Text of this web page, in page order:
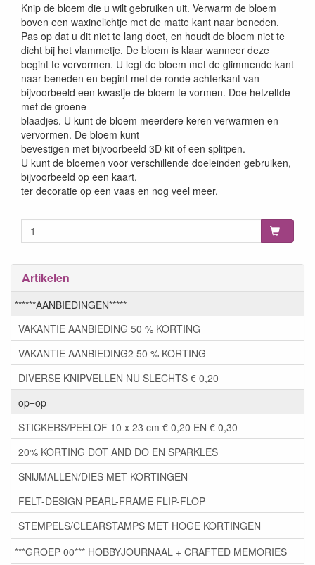
Knip de bloem die u wilt gebruiken uit. Verwarm de bloem
boven een waxinelichtje met de matte kant naar beneden.
Pas op dat u dit niet te lang doet, en houdt de bloem niet te
dicht bij het vlammetje. De bloem is klaar wanneer deze
begint te vervormen. U legt de bloem met de glimmende kant
naar beneden en begint met de ronde achterkant van
bijvoorbeeld een kwastje de bloem te vormen. Doe hetzelfde
met de groene
blaadjes. U kunt de bloem meerdere keren verwarmen en
vervormen. De bloem kunt
bevestigen met bijvoorbeeld 3D kit of een splitpen.
U kunt de bloemen voor verschillende doeleinden gebruiken,
bijvoorbeeld op een kaart,
ter decoratie op een vaas en nog veel meer.
Artikelen
******AANBIEDINGEN*****
VAKANTIE AANBIEDING 50 % KORTING
VAKANTIE AANBIEDING2 50 % KORTING
DIVERSE KNIPVELLEN NU SLECHTS € 0,20
op=op
STICKERS/PEELOF 10 x 23 cm € 0,20 EN € 0,30
20% KORTING DOT AND DO EN SPARKLES
SNIJMALLEN/DIES MET KORTINGEN
FELT-DESIGN PEARL-FRAME FLIP-FLOP
STEMPELS/CLEARSTAMPS MET HOGE KORTINGEN
***GROEP 00*** HOBBYJOURNAAL + CRAFTED MEMORIES